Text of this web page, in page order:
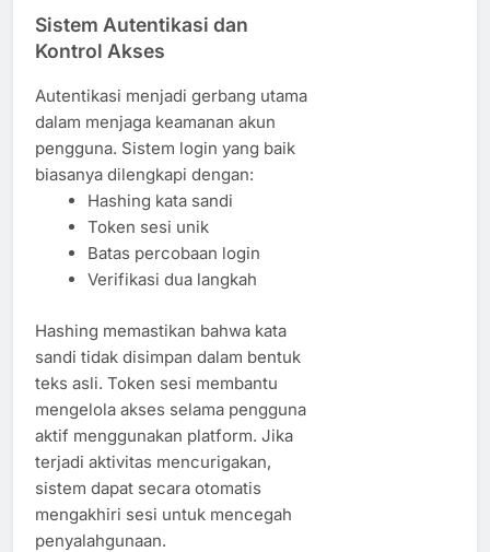
Sistem Autentikasi dan
Kontrol Akses
Autentikasi menjadi gerbang utama
dalam menjaga keamanan akun
pengguna. Sistem login yang baik
biasanya dilengkapi dengan:
Hashing kata sandi
Token sesi unik
Batas percobaan login
Verifikasi dua langkah
Hashing memastikan bahwa kata
sandi tidak disimpan dalam bentuk
teks asli. Token sesi membantu
mengelola akses selama pengguna
aktif menggunakan platform. Jika
terjadi aktivitas mencurigakan,
sistem dapat secara otomatis
mengakhiri sesi untuk mencegah
penyalahgunaan.